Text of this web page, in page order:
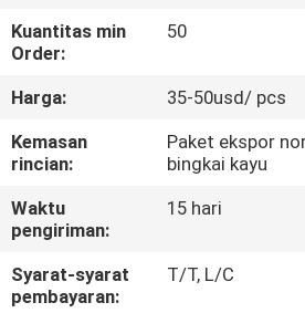
TUR
KONTROL
KAMI
Kuantitas min
Order:
50
Harga:
35-50usd/ pcs
Kemasan
rincian:
Paket ekspor
bingkai kayu
Waktu
pengiriman:
15 hari
Syarat-syarat
pembayaran:
T/T, L/C